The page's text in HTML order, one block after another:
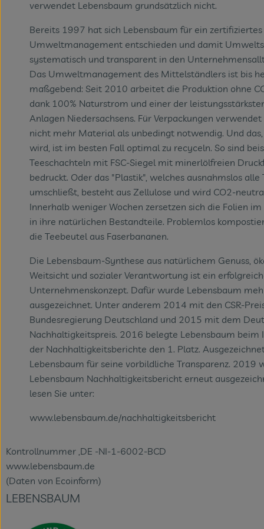
verwendet Lebensbaum grundsätzlich nicht.
Bereits 1997 hat sich Lebensbaum für ein zertifiziertes
Umweltmanagement entschieden und damit
systematisch und transparent in den
Das Umweltmanagement des Mittelständlers ist bis
maßgebend: Seit 2010 arbeitet die Produktion ohne
dank 100% Naturstrom und einer der
Anlagen Niedersachsens. Für Verpackungen
nicht mehr Material als unbedingt notwendig. Und
wird, ist im besten Fall optimal zu recyceln. So sind
Teeschachteln mit FSC-Siegel mit minerlölfreien
bedruckt. Oder das "Plastik", welches ausnahmslos alle
umschließt, besteht aus Zellulose und wird CO2-
Innerhalb weniger Wochen zersetzen sich die Folien
in ihre natürlichen Bestandteile. Problemlos
die Teebeutel aus Faserbananen.
Die Lebensbaum-Synthese aus natürlichem Genuss,
Weitsicht und sozialer Verantwortung ist ein
Unternehmenskonzept. Dafür wurde Lebensbaum
ausgezeichnet. Unter anderem 2014 mit den CSR-
Bundesregierung Deutschland und 2015 mit dem
Nachhaltigkeitspreis. 2016 belegte Lebensbaum beim
der Nachhaltigkeitsberichte den 1. Platz.
Lebensbaum für seine vorbildliche Transparenz. 2019
Lebensbaum Nachhaltigkeitsbericht erneut
lesen Sie unter:
www.lebensbaum.de/nachhaltigkeitsbericht
Kontrollnummer ,DE -NI-1-6002-BCD
www.lebensbaum.de
(Daten von Ecoinform)
LEBENSBAUM